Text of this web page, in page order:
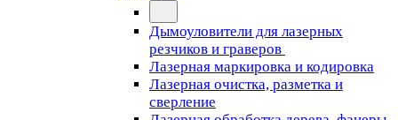
Дымоуловители для лазерных
резчиков и граверов
Лазерная маркировка и кодировка
Лазерная очистка, разметка и
сверление